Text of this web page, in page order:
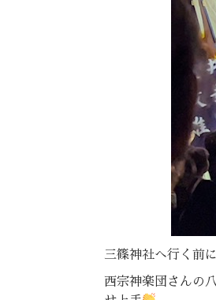
三篠神社へ行く前
西宗神楽団さんの